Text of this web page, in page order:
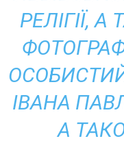
РЕЛІГІЇ,
ІВАНА
А